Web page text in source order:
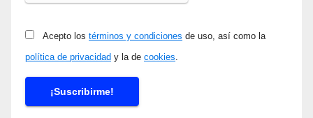
Acepto los términos y condiciones de uso, así como la
política de privacidad y la de cookies.